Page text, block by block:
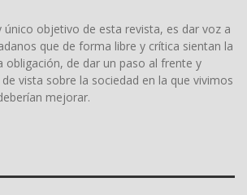
único objetivo de esta revista, es dar voz a
que de forma libre y crítica sientan la
obligación, de dar un paso al frente y
vista sobre la sociedad en la que vivimos
mejorar.